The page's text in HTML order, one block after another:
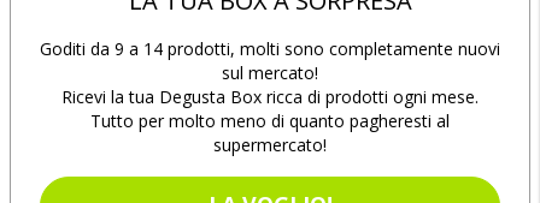
Goditi da 9 a 14 prodotti, molti sono completamente nuovi
sul mercato!
Ricevi la tua Degusta Box ricca di prodotti ogni mese.
Tutto per molto meno di quanto pagheresti al
supermercato!